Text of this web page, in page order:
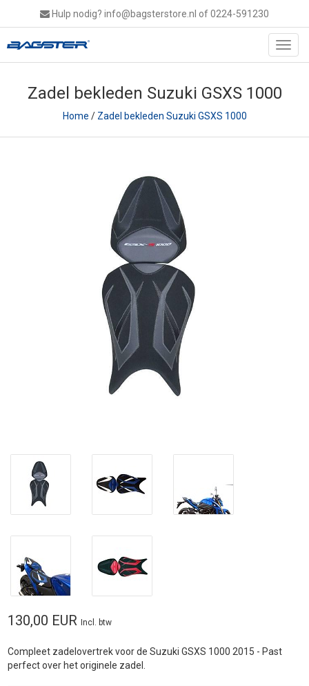
Hulp nodig? info@bagsterstore.nl of 0224-591230
Zadel bekleden Suzuki GSXS 1000
Home / Zadel bekleden Suzuki GSXS 1000
130,00 EUR Incl. btw
Compleet zadelovertrek voor de Suzuki GSXS 1000 2015 - Past
perfect over het originele zadel.